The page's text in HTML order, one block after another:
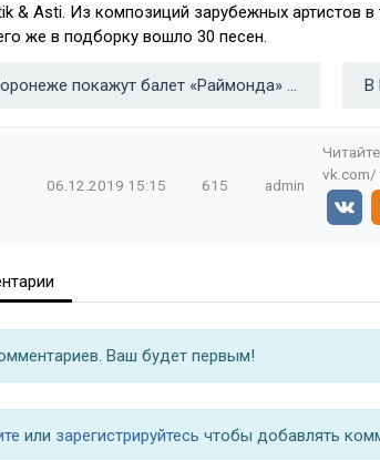
& Asti. Из композиций зарубежных артистов
же в подборку вошло 30 песен.
← В Воронеже покажут балет «Раймонда» в постановке Большого театра
06.12.2019 15:15 615 admin
vk.com/
Ваш будет первым!
или зарегистрируйтесь чтобы добавлять